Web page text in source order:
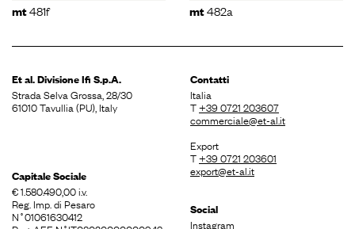
mt481f mt482a
Et al. DivisioneIfi S.p.A.
Strada Selva Grossa, 28/30
61010 Tavullia (PU), Italy
Capitale Sociale
€ 1.580.490,00 i.v.
Reg. Imp. di Pesaro
N˚01061630412
Contatti
Italia
T+39 0721 203607
commerciale@et-al.it
Export
T+39 0721 203601
export@et-al.it
Social
Instagram